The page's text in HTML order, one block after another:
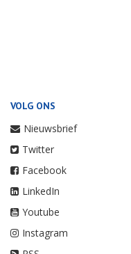
VOLG ONS
Nieuwsbrief
Twitter
Facebook
LinkedIn
Youtube
Instagram